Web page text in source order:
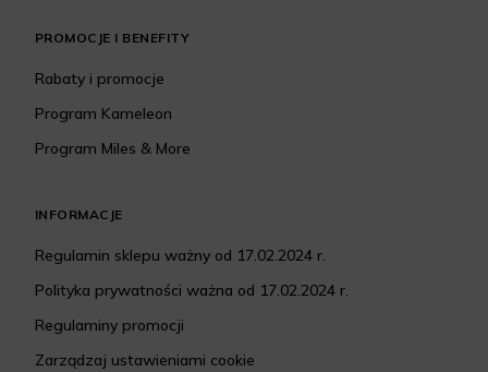
PROMOCJE I BENEFITY
Rabaty i promocje
Program Kameleon
Program Miles & More
INFORMACJE
Regulamin sklepu ważny od 17.02.2024 r.
Polityka prywatności ważna od 17.02.2024 r.
Regulaminy promocji
Zarządzaj ustawieniami cookie